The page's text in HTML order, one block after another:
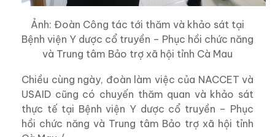
Ảnh: Đoàn Công tác tới thăm và khảo sát tại
Bệnh viện Y dược cổ truyền – Phục hồi chức năng
và Trung tâm Bảo trợ xã hội tỉnh Cà Mau
Chiều cùng ngày, đoàn làm việc của NACCET và
USAID cũng có chuyến thăm quan và khảo sát
thực tế tại Bệnh viện Y dược cổ truyền – Phục
hồi chức năng và Trung tâm Bảo trợ xã hội tỉnh